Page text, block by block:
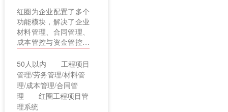
红圈为企业配置了多个
功能模块，解决了企业
材料管理、合同管理、
成本管控与资金管控等
问题，真正提高了企业
的管理效率，达到降本
增收的目的。（工程项
目管理软件/解决方
案）
50人以内
工程项目
管理/劳务管理/材料管
理/成本管理/合同管
理
红圈工程项目管
理系统